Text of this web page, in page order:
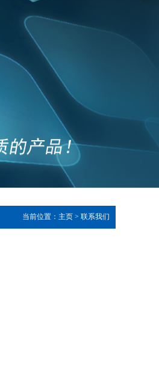
当前位置： 主页 > 联系我们